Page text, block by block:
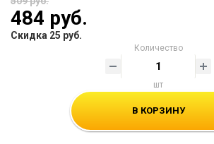
484 руб.
Скидка 25 руб.
Количество
шт
В КОРЗИНУ